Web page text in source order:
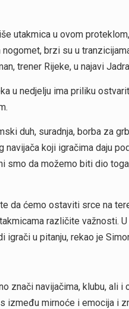
utakmica u ovom
brzi su u
trener Rijeke, u najavi
u nedjelju ima priliku
duh, suradnja, borba za
koji igračima daju
smo da možemo biti dio
da ćemo ostaviti srce na
različite važnosti. U
u pitanju, rekao je
znači navijačima, klubu, ali i
između mirnoće i emocija i